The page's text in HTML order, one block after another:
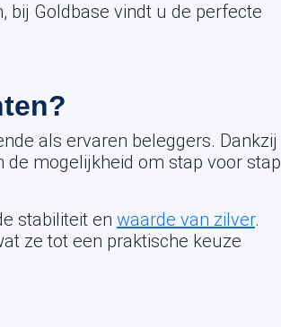
bij Goldbase vindt u de perfecte
als ervaren beleggers. Dankzij
mogelijkheid om stap voor stap
stabiliteit en waarde van zilver.
ze tot een praktische keuze